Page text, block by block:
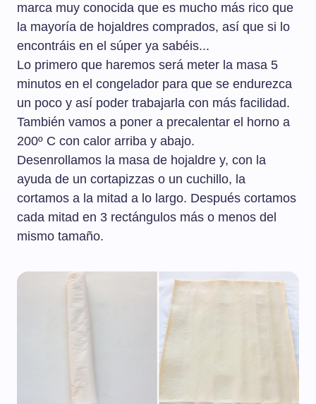
marca muy conocida que es mucho más rico que
la mayoría de hojaldres comprados, así que si lo
encontráis en el súper ya sabéis...
Lo primero que haremos será meter la masa 5
minutos en el congelador para que se endurezca
un poco y así poder trabajarla con más facilidad.
También vamos a poner a precalentar el horno a
200º C con calor arriba y abajo.
Desenrollamos la masa de hojaldre y, con la
ayuda de un cortapizzas o un cuchillo, la
cortamos a la mitad a lo largo. Después cortamos
cada mitad en 3 rectángulos más o menos del
mismo tamaño.